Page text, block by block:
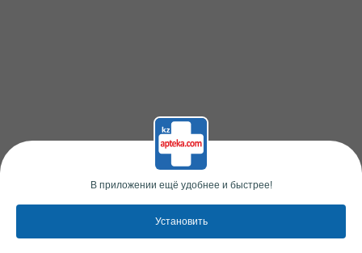
В приложении ещё удобнее и быстрее!
Установить